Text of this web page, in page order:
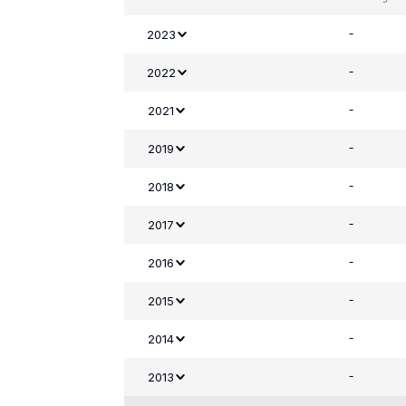
2023 -
2022 -
2021 -
2019 -
2018 -
2017 -
2016 -
2015 -
2014 -
2013 -